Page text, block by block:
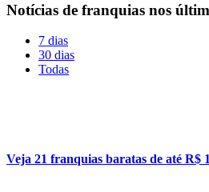
Notícias de franquias nos
7 dias
30 dias
Todas
Veja 21 franquias baratas de até R$